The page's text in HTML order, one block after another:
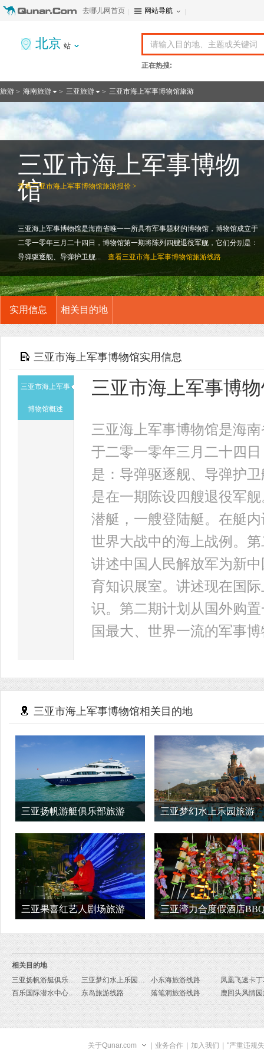
去哪儿网首页 网站导航
北京 站
正在热搜:
旅游 > 海南旅游 > 三亚旅游 > 三亚市海上军事博物馆旅游
查看三亚市海上军事博物馆旅游报价 >
三亚市海上军事博物
馆
三亚海上军事博物馆是海南省唯一一所具有军事题材的博物馆，博物馆成立于
二零一零年三月二十四日，博物馆第一期将陈列四艘退役军舰，它们分别是：
导弹驱逐舰、导弹护卫舰...
查看三亚市海上军事博物馆旅游线路
实用信息 相关目的地
三亚市海上军事博物馆实用信息
三亚市海上军事
博物馆概述
三亚市海上军事博
三亚海上军事博物馆是海
于二零一零年三月二十四
是：导弹驱逐舰、导弹护
是在一期陈设四艘退役军
潜艇，一艘登陆艇。在艇
世界大战中的海上战例。
讲述中国人民解放军为新
育知识展室。讲述现在国
识。第二期计划从国外购
国最大、世界一流的军事
三亚市海上军事博物馆相关目的地
三亚扬帆游艇俱乐部旅游 三亚梦幻水上乐园旅游
三亚果喜红艺人剧场旅游
三亚湾力合度假酒店
相关目的地
三亚扬帆游艇俱乐部旅游线路
三亚梦幻水上乐园旅游线路
小东海旅游线路
百乐国际潜水中心旅游线路
东岛旅游线路 落笔洞旅游线路
关于Qunar.com 业务合作 加入我们 "严重违规